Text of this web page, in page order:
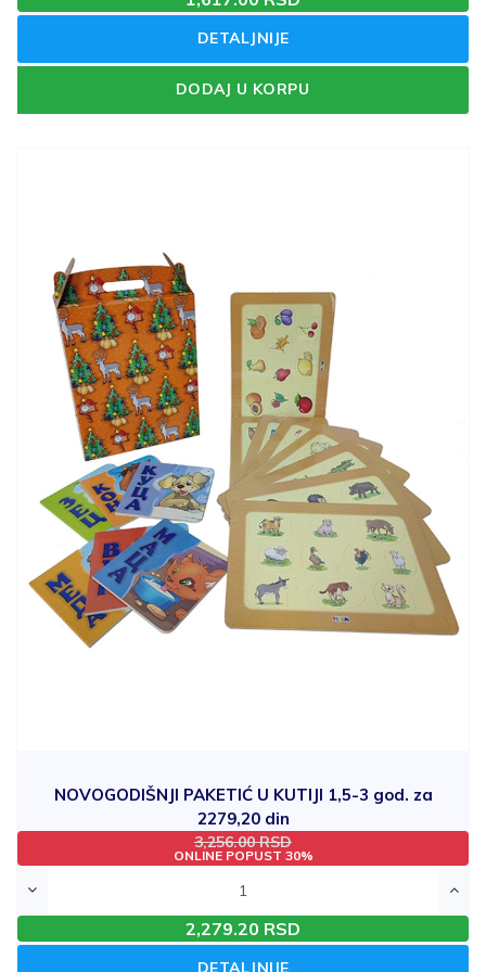
DETALJNIJE
DODAJ U KORPU
NOVOGODIŠNJI PAKETIĆ U KUTIJI 1,5-3 god. za
2279,20 din
Šifra: 8121 JM: set
3,256.00 RSD
ONLINE POPUST 30%
2,279.20 RSD